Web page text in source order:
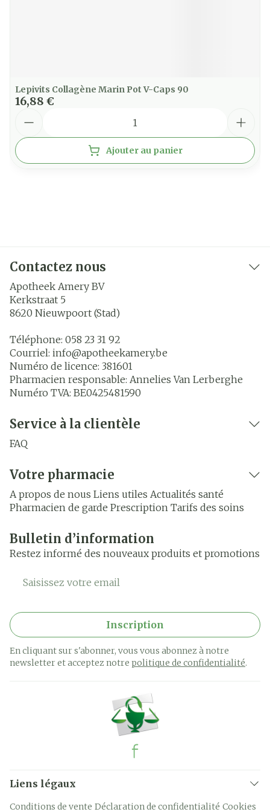
Lepivits Collagène Marin Pot V-Caps 90
16,88 €
Ajouter au panier
Contactez nous
Apotheek Amery BV
Kerkstraat 5
8620 Nieuwpoort (Stad)
Téléphone: 058 23 31 92
Courriel: info@apotheekamery.be
Numéro de licence: 381601
Pharmacien responsable: Annelies Van Lerberghe
Numéro TVA: BE0425481590
Service à la clientèle
FAQ
Votre pharmacie
A propos de nous Liens utiles Actualités santé
Pharmacien de garde Prescription Tarifs des soins
Bulletin d’information
Restez informé des nouveaux produits et promotions
Adresse mail
Inscription
En cliquant sur s'abonner, vous vous abonnez à notre
newsletter et acceptez notre politique de confidentialité.
Liens légaux
Conditions de vente Déclaration de confidentialité Cookies